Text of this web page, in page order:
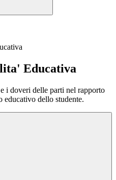
Educativa
i doveri delle parti nel rapporto
educativo dello studente.